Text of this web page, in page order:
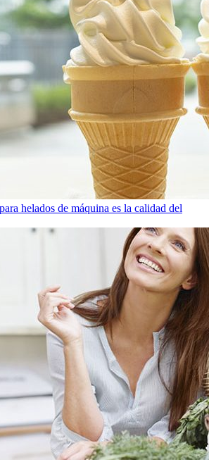
helados de máquina es la calidad del